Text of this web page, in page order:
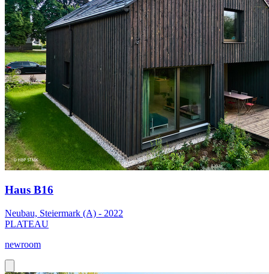
Haus B16
Neubau, Steiermark (A) - 2022
PLATEAU
newroom